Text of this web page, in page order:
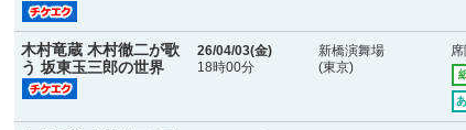
木村竜蔵 木村徹二が歌
う 坂東玉三郎の世界
26/04/03(金)
18時00分
新橋演舞場
(東京)